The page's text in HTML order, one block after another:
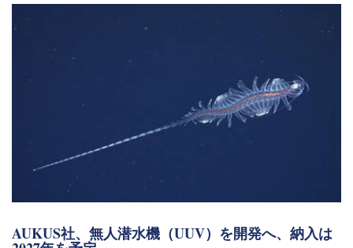
AUKUS社、無人潜水機（UUV）を開発へ、納入は